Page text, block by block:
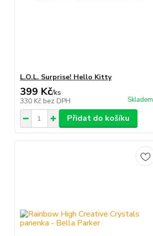
L.O.L. Surprise! Hello Kitty
399 Kč/ks
330 Kč bez DPH Skladem
Přidat do košíku